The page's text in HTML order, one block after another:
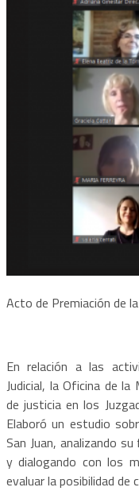
Acto de Premiación de
En relación a las
Judicial, la Oficina de
de justicia en los
Elaboró un estudio
San Juan, analizando
y dialogando con los
evaluar la posibilidad de